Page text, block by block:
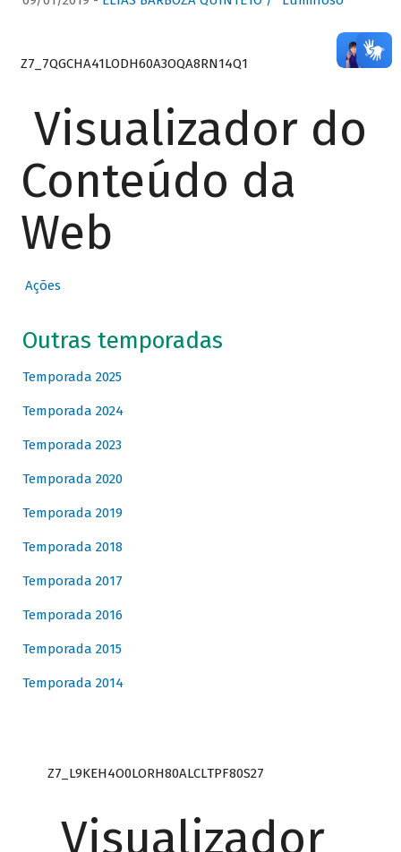
Z7_7QGCHA41LODH60A3OQA8RN14Q1
Visualizador do
Conteúdo da
Web
Ações
Outras temporadas
Temporada 2025
Temporada 2024
Temporada 2023
Temporada 2020
Temporada 2019
Temporada 2018
Temporada 2017
Temporada 2016
Temporada 2015
Temporada 2014
Z7_L9KEH4O0LORH80ALCLTPF80S27
Visualizador